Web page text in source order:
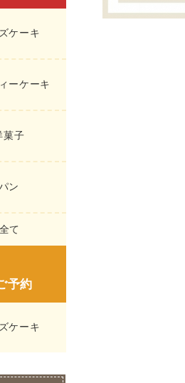
ケーキ
ーケーキ
菓子
ン
て
カー
予約
ケーキ